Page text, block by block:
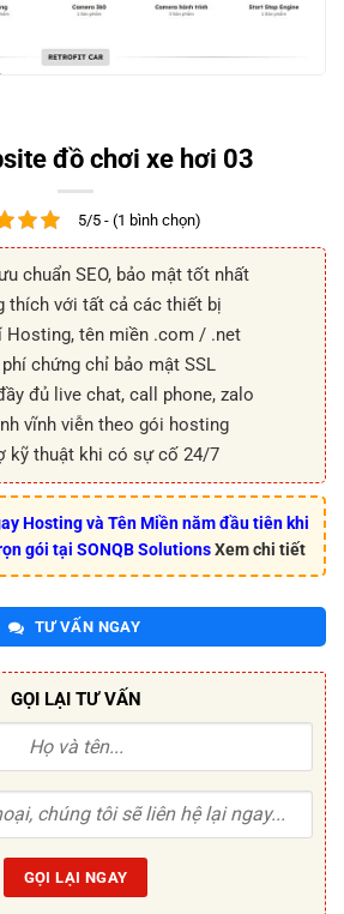
đồ chơi xe hơi 03
5/5 - (1 bình chọn)
chuẩn SEO, bảo mật tốt nhất
thích với tất cả các thiết bị
Hosting, tên miền .com / .net
chứng chỉ bảo mật SSL
đủ live chat, call phone, zalo
vĩnh viễn theo gói hosting
kỹ thuật khi có sự cố 24/7
Hosting và Tên Miền năm đầu tiên khi
gói tại SONQB SolutionsXem chi tiết
TƯ VẤN NGAY
GỌI LẠI TƯ VẤN